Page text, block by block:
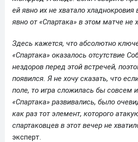
ей явно их не хватало
явно от «Спартака» в этом матче не
Здесь кажется, что абсолютно
«Спартака» оказалось отсутствие
нездоров перед этой встречей,
появился. Я не хочу сказать, что
поле, то игра сложилась бы совсем
«Спартака» развивались, было
как раз тот элемент, которого
спартаковцев в этот вечер не
эксперт.